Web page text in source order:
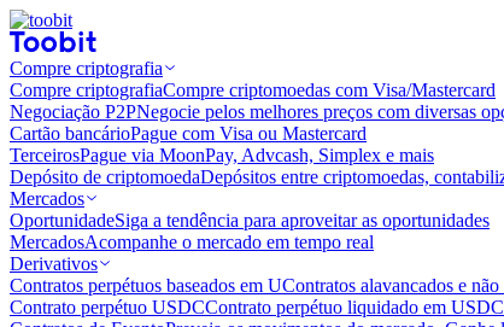
Compre criptografia
Compre criptografiaCompre criptomoedas com Visa/Mastercard
Negociação P2PNegocie pelos melhores preços com diversas
Cartão bancárioPague com Visa ou Mastercard
TerceirosPague via MoonPay, Advcash, Simplex e mais
Depósito de criptomoedaDepósitos entre criptomoedas,
Mercados
OportunidadeSiga a tendência para aproveitar as oportunidades
MercadosAcompanhe o mercado em tempo real
Derivativos
Contratos perpétuos baseados em UContratos alavancados e
Contrato perpétuo USDCContrato perpétuo liquidado em USDC